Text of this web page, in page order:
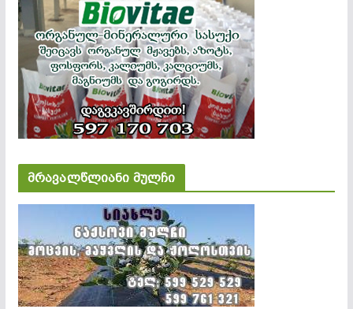
მრავალწლიანი მულჩი